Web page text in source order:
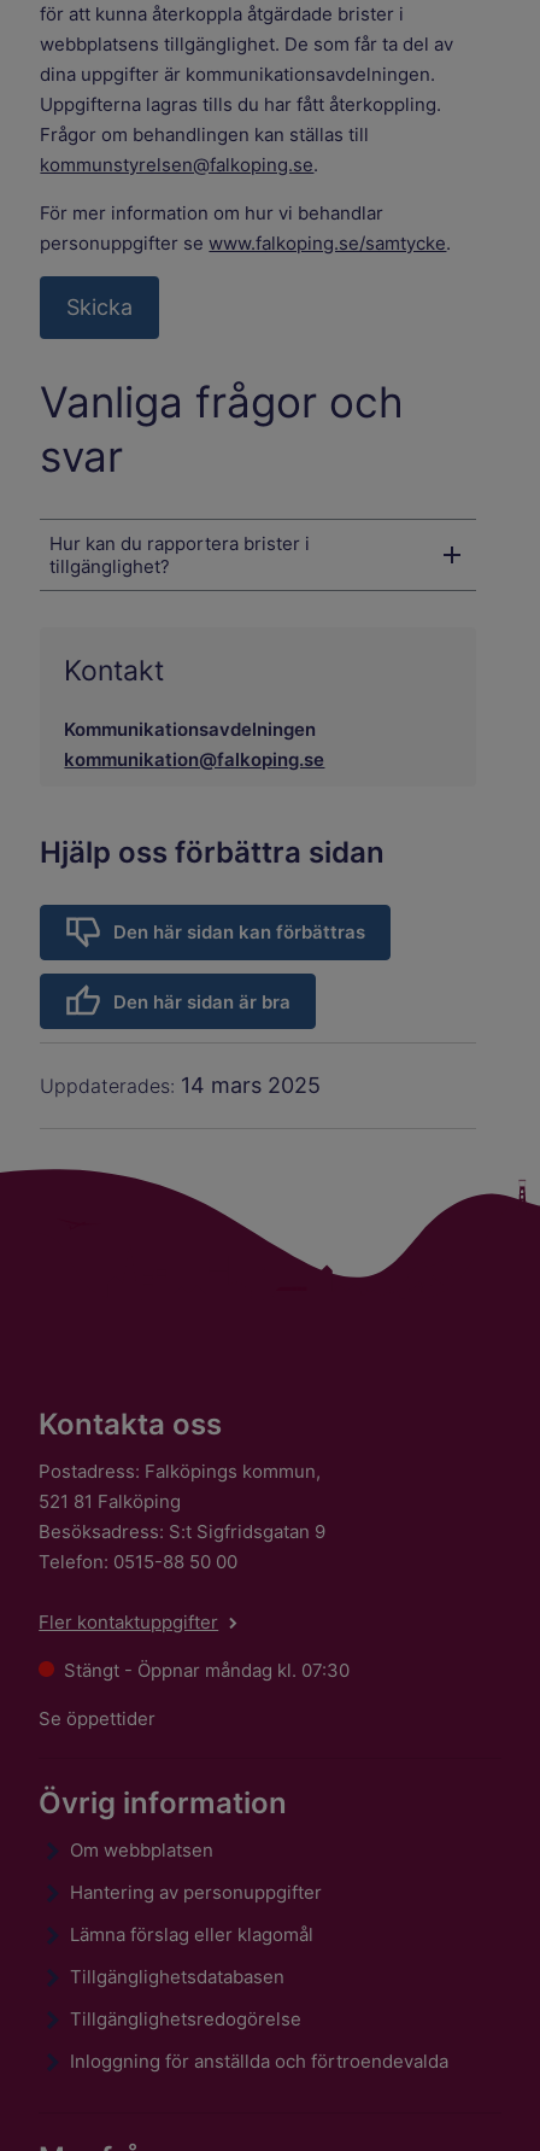
för att kunna återkoppla åtgärdade brister i
webbplatsens tillgänglighet. De som får ta del av
dina uppgifter är kommunikationsavdelningen.
Uppgifterna lagras tills du har fått återkoppling.
Frågor om behandlingen kan ställas till
kommunstyrelsen@falkoping.se.
För mer information om hur vi behandlar
personuppgifter sewww.falkoping.se/samtycke.
Vanliga frågor och
svar
Hur kan du rapportera brister i
tillgänglighet?
Kontakt
Kommunikationsavdelningen
kommunikation@falkoping.se
Hjälp oss förbättra sidan
Den här sidan kan förbättras
Den här sidan är bra
Uppdaterades: 14 mars 2025
Kontakta oss
Postadress: Falköpings kommun,
521 81 Falköping
Besöksadress: S:t Sigfridsgatan 9
Telefon: 0515-88 50 00
Fler kontaktuppgifter
Stängt - Öppnar måndag kl. 07:30
Se öppettider
Övrig information
Om webbplatsen
Hantering av personuppgifter
Lämna förslag eller klagomål
Tillgänglighetsdatabasen
Tillgänglighetsredogörelse
Inloggning för anställda och förtroendevalda